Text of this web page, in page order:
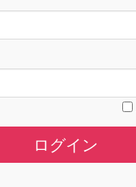
ログイン